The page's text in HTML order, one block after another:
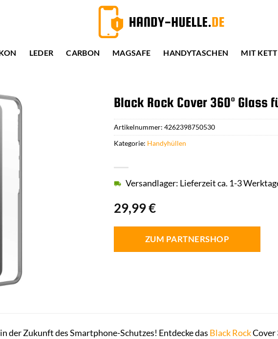
LEDER CARBON MAGSAFE HANDYTASCHEN MIT
Black Rock Cover 360° Glass
29,99€
Versandlager: Lieferzeit ca. 1-3
ZUM PARTNERSHOP
Artikelnummer: 4262398750530
Kategorie: Handyhüllen
der Zukunft des Smartphone-Schutzes! Entdecke das Black RockCover